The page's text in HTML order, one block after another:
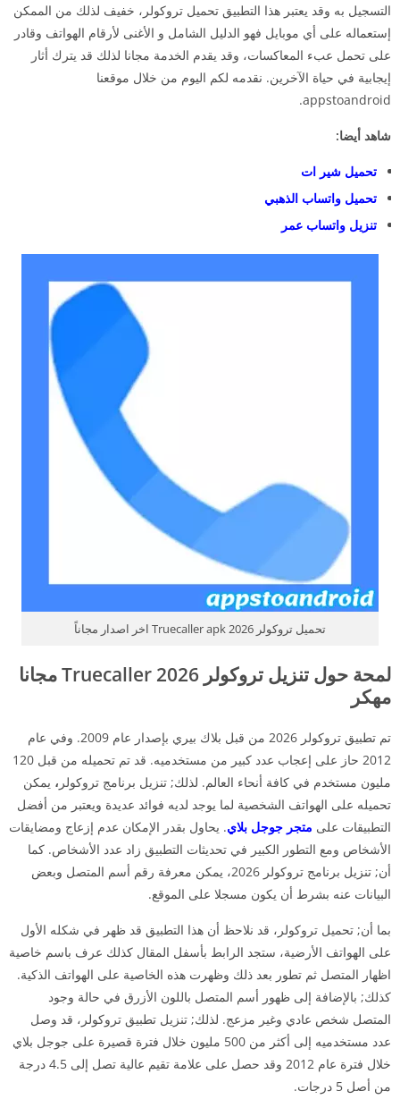
التسجيل به وقد يعتبر هذا التطبيق تحميل تروكولر، خفيف لذلك من الممكن
إستعماله على أي موبايل فهو الدليل الشامل و الأغنى لأرقام الهواتف وقادر
على تحمل عبء المعاكسات، وقد يقدم الخدمة مجانا لذلك قد يترك أثار
إيجابية في حياة الآخرين. نقدمه لكم اليوم من خلال موقعنا
appstoandroid.
شاهد أيضا:
تحميل شير ات
تحميل واتساب الذهبي
تنزيل واتساب عمر
تحميل تروكولر Truecaller apk 2026 اخر اصدار مجاناً
لمحة حول تنزيل تروكولر 2026 Truecaller مجانا
مهكر
تم تطبيق تروكولر 2026 من قبل بلاك بيري بإصدار عام 2009. وفي عام
2012 حاز على إعجاب عدد كبير من مستخدميه. قد تم تحميله من قبل 120
مليون مستخدم في كافة أنحاء العالم. لذلك; تنزيل برنامج تروكولر ، يمكن
تحميله على الهواتف الشخصية لما يوجد لديه فوائد عديدة ويعتبر من أفضل
التطبيقات على متجر جوجل بلاي. يحاول بقدر الإمكان عدم إزعاج ومضايقات
الأشخاص ومع التطور الكبير في تحديثات التطبيق زاد عدد الأشخاص. كما
أن; تنزيل برنامج تروكولر 2026، يمكن معرفة رقم أسم المتصل وبعض
البيانات عنه بشرط أن يكون مسجلا على الموقع.
بما أن; تحميل تروكولر، قد نلاحظ أن هذا التطبيق قد ظهر في شكله الأول
على الهواتف الأرضية، ستجد الرابط بأسفل المقال كذلك عرف باسم خاصية
اظهار المتصل ثم تطور بعد ذلك وظهرت هذه الخاصية على الهواتف الذكية.
كذلك; بالإضافة إلى ظهور أسم المتصل باللون الأزرق في حالة وجود
المتصل شخص عادي وغير مزعج. لذلك; تنزيل تطبيق تروكولر، قد وصل
عدد مستخدميه إلى أكثر من 500 مليون خلال فترة قصيرة على جوجل بلاي
خلال فترة عام 2012 وقد حصل على علامة تقيم عالية تصل إلى 4.5 درجة
من أصل 5 درجات.